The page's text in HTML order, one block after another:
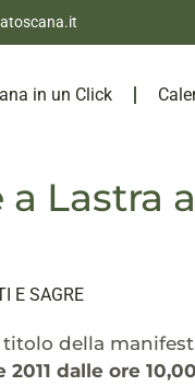
in un Click
Lastra
E SAGRE
della
2011 dalle ore